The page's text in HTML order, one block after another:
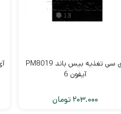
آی سی تغذیه بیس باند PM8019
آیفون 6
203.000 تومان